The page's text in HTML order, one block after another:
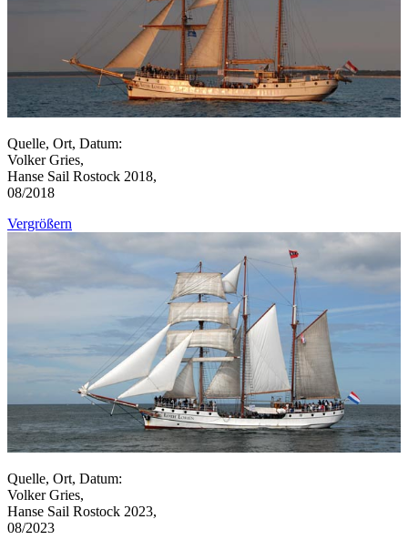
Quelle, Ort, Datum:
Volker Gries,
Hanse Sail Rostock 2018,
08/2018
Vergrößern
Quelle, Ort, Datum:
Volker Gries,
Hanse Sail Rostock 2023,
08/2023